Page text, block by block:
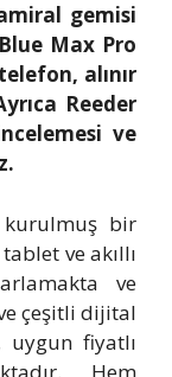
gemisi
Max Pro
alınır
Reeder
ve
kurulmuş bir
ve akıllı
ve
çeşitli dijital
uygun fiyatlı
Hem